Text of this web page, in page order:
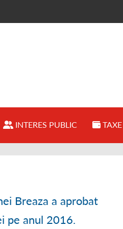
COMUNĂ
INTERES PUBLIC
● INFORMAȚII BUGET
● DECLARAȚII DE AVERE
Breaza a aprobat
pe anul 2016.